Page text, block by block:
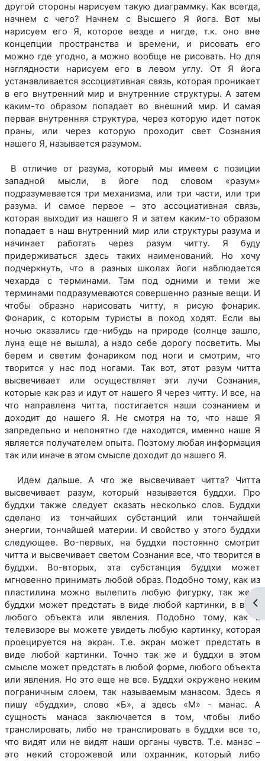
другой стороны нарисуем такую диаграммку. Как всегда,
начнем с чего? Начнем с Высшего Я йога. Вот мы
нарисуем его Я, которое везде и нигде, т.к. оно вне
концепции пространства и времени, и рисовать его
можно где угодно, а можно вообще не рисовать. Но для
наглядности нарисуем его в левом углу. От Я йога
устанавливается ассоциативная связь, которая проникает
в его внутренний мир и внутренние структуры. А затем
каким-то образом попадает во внешний мир. И самая
первая внутренняя структура, через которую идет поток
праны, или через которую проходит свет Сознания
нашего Я, называется разумом.
В отличие от разума, который мы имеем с позиции
западной мысли, в йоге под словом «разум»
подразумевается три механизма, или три части, или три
разума. И самое первое – это ассоциативная связь,
которая выходит из нашего Я и затем каким-то образом
попадает в наш внутренний мир или структуры разума и
начинает работать через разум читту. Я буду
придерживаться здесь таких наименований. Но хочу
подчеркнуть, что в разных школах йоги наблюдается
чехарда с терминами. Там под одними и теми же
терминами подразумеваются совершенно разные вещи. И
чтобы образно нарисовать читту, я рисую фонарик.
Фонарик, с которым туристы в поход ходят. Если вы
ночью оказались где-нибудь на природе (солнце зашло,
луна еще не вышла), а надо себе дорогу посветить. Мы
берем и светим фонариком под ноги и смотрим, что
творится у нас под ногами. Так вот, этот разум читта
высвечивает или осуществляет эти лучи Сознания,
которые как раз и идут от нашего Я через читту. И все, на
что направлена читта, постигается наши сознанием и
доходит до нашего Я. Не смотря на то, что наше Я
запредельно и непонятно где находится, именно наше Я
является получателем опыта. Поэтому любая информация
так или иначе в этом смысле доходит до нашего Я.
Идем дальше. А что же высвечивает читта? Читта
высвечивает разум, который называется буддхи. Про
буддхи также следует сказать несколько слов. Буддхи
сделано из тончайших субстанций или тончайшей
энергии, тончайшей материи. И свойство у этого буддхи
следующее. Во-первых, на буддхи постоянно смотрит
читта и высвечивает светом Сознания все, что творится в
буддхи. Во-вторых, эта субстанция буддхи может
мгновенно принимать любой образ. Подобно тому, как из
пластилина можно вылепить любую фигурку, так же и
буддхи может предстать в виде любой картинки, в виде
любого объекта или явления. Подобно тому, как в
телевизоре вы можете увидеть любую картинку, которая
проецируется на экран. Т.е. экран может предстать в
виде любой картинки. Точно так же и буддхи в этом
смысле может предстать в любой форме, любого объекта
или явления. Но это еще не все. Буддхи окружено неким
пограничным слоем, так называемым манасом. Здесь я
пишу «буддхи», слово «Б», а здесь «М» - манас. А
сущность манаса заключается в том, чтобы либо
транслировать, либо не транслировать в буддхи все то,
что видят или не видят наши органы чувств. Т.е. манас –
это некий сторожевой или охранник, который либо